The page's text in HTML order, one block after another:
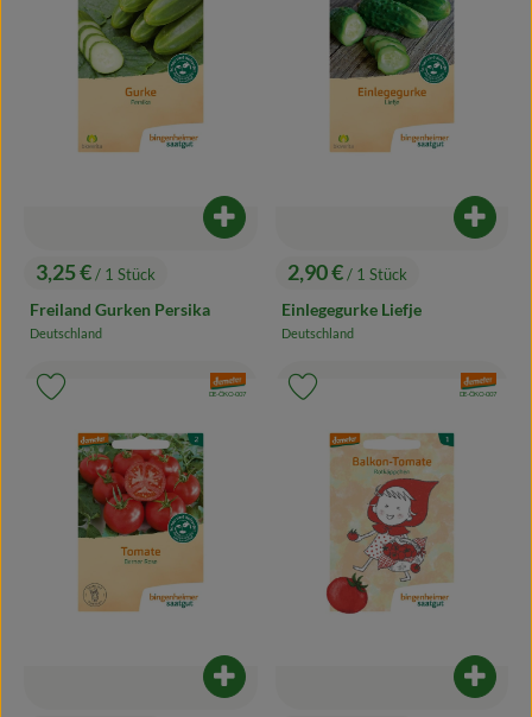
, Preis:
3,25 €/ 1 Stück
Freiland Gurken Persika
, Herkunft:
Deutschland
Produkt zum Warenkorb hinzufügen
, Preis:
2,90 €/ 1 Stück
Einlegegurke Liefje
, Herkunft:
Deutschland
Produkt zum Warenkorb hinzufügen
, Verband:
, Kontrollstelle:
DE-ÖKO-007
Produkt zu Favouriten hinzufügen
, Verband:
, Kontrollstelle:
DE-ÖKO-007
Produkt zu Favouriten hinzufügen